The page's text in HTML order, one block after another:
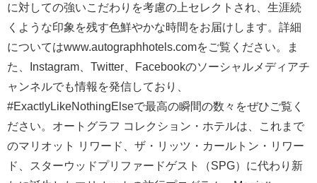
に対しての強いこだわりを考慮の上セレクトされ、生涯続
くような印象を残す色鮮やかな時間をお届けします。詳細
についてはwww.autographhotels.comをご覧ください。ま
た、Instagram、Twitter、Facebookのソーシャルメディアチ
ャンネルでも情報を発信しており、
#ExactlyLikeNothingElseで最高の瞬間の数々をぜひご覧く
ださい。オートグラフ コレクション・ホテルは、これまで
のマリオット リワード、ザ・リッツ・カールトン・リワー
ド、スターウッドプリファードゲスト（SPG）に代わり新